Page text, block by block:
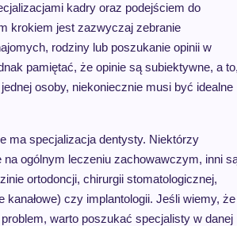
kadry oraz podejściem do
krokiem jest zazwyczaj zebranie
rodziny lub poszukanie opinii w
pamiętać, że opinie są subiektywne, a
osoby, niekoniecznie musi być idealne
ma specjalizacja dentysty. Niektórzy
na ogólnym leczeniu zachowawczym, inni
ortodoncji, chirurgii stomatologicznej,
kanałowe) czy implantologii. Jeśli wiemy, że
warto poszukać specjalisty w danej